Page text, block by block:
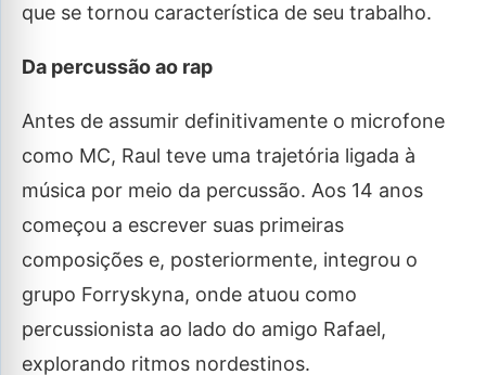
que se tornou característica de seu trabalho.
Da percussão ao rap
Antes de assumir definitivamente o microfone
como MC, Raul teve uma trajetória ligada à
música por meio da percussão. Aos 14 anos
começou a escrever suas primeiras
composições e, posteriormente, integrou o
grupo Forryskyna, onde atuou como
percussionista ao lado do amigo Rafael,
explorando ritmos nordestinos.